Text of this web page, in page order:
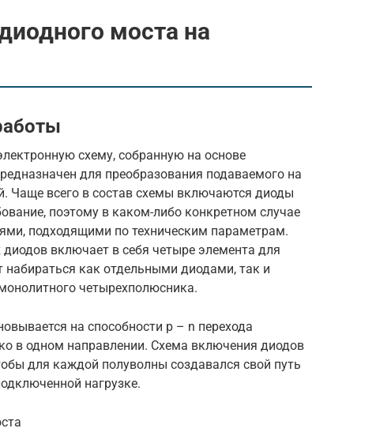
моста на
схему, собранную на основе
для преобразования подаваемого на
Чаще всего в состав схемы включаются диоды
поэтому в каком-либо конкретном случае
подходящими по техническим параметрам.
включает в себя четыре элемента для
как отдельными диодами, так и
четырехполюсника.
на способности p – n перехода
в одном направлении. Схема включения диодов
для каждой полуволны создавался свой путь
нагрузке.